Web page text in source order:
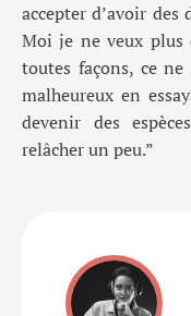
accepter d’avoir des
Moi je ne veux plus
toutes façons, ce
malheureux en
devenir des
relâcher un peu.”